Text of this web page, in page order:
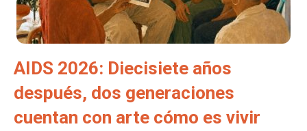
AIDS 2026: Diecisiete años
después, dos generaciones
cuentan con arte cómo es vivir